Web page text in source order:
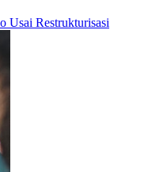
Usai Restrukturisasi